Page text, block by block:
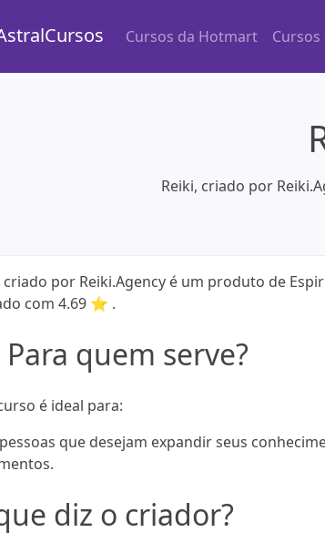
Cursos da Hotmart Cursos
Reiki, criado por
criado por Reiki.Agency é um produto de
com 4.69 ⭐ .
quem serve?
é ideal para:
que desejam expandir seus
diz o criador?